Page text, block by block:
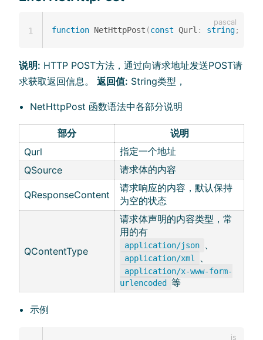
function NetHttpPost (const Qurl : string;
1
说明: HTTP POST方法，通过向请求地址发送POST请
求获取返回信息。 返回值: String类型，
NetHttpPost 函数语法中各部分说明
部分
说明
Qurl
指定一个地址
QSource
请求体的内容
QResponseContent
请求响应的内容，默认保持
为空的状态
QContentType
请求体声明的内容类型，常
用的有
application/json 、
application/xml 、
application/x-www-form-
urlencoded
等
示例